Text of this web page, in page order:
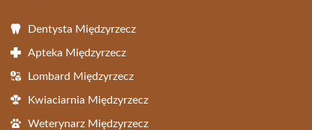
Dentysta Międzyrzecz
Apteka Międzyrzecz
Lombard Międzyrzecz
Kwiaciarnia Międzyrzecz
Weterynarz Międzyrzecz